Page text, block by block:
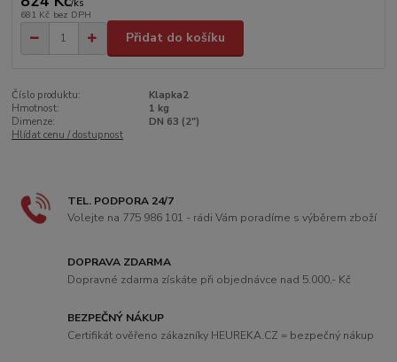
/ks
681 Kč bez DPH
Přidat do košíku
Číslo produktu:
Klapka2
Hmotnost:
1 kg
Dimenze:
DN 63 (2")
Hlídat cenu / dostupnost
TEL. PODPORA 24/7
Volejte na 775 986 101 - rádi Vám poradíme s výběrem zboží
DOPRAVA ZDARMA
Dopravné zdarma získáte při objednávce nad 5.000,- Kč
BEZPEČNÝ NÁKUP
Certifikát ověřeno zákazníky HEUREKA.CZ = bezpečný nákup